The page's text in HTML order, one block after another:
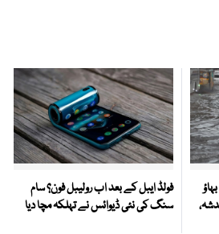
فولڈ ایبل کے بعد اب رولیبل فون؟ سام
سنگ کی نئی ڈیوائس نے تہلکہ مچا دیا